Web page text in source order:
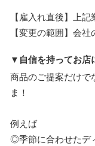
【雇入れ直後】上記
【変更の範囲】会
▼自信を持ってお店
商品のご提案だけで
ま！
例えば
◎季節に合わせたデ